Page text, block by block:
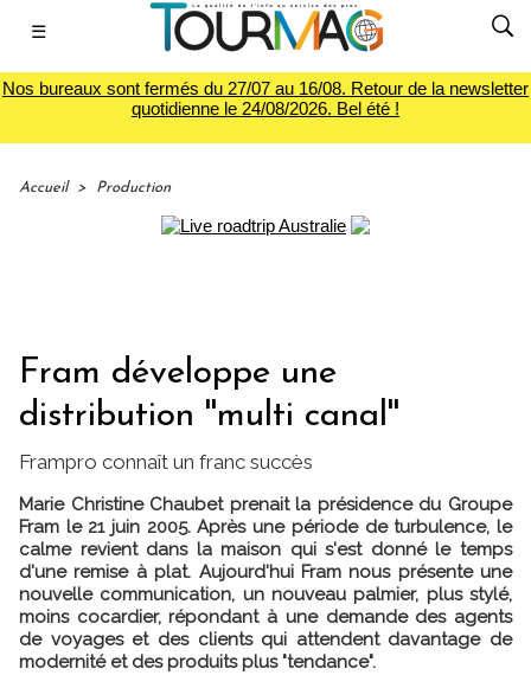
☰
Nos bureaux sont fermés du 27/07 au 16/08. Retour de la newsletter
quotidienne le 24/08/2026. Bel été !
Accueil > Production
Fram développe une
distribution ''multi canal''
Frampro connaît un franc succès
Marie Christine Chaubet prenait la présidence du Groupe
Fram le 21 juin 2005. Après une période de turbulence, le
calme revient dans la maison qui s'est donné le temps
d'une remise à plat. Aujourd'hui Fram nous présente une
nouvelle communication, un nouveau palmier, plus stylé,
moins cocardier, répondant à une demande des agents
de voyages et des clients qui attendent davantage de
modernité et des produits plus "tendance".